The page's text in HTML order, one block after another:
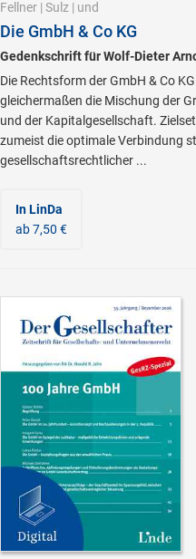
Fellner | Sulz | und
Die GmbH & Co KG
Gedenkschrift für Wolf-Dieter
Die Rechtsform der GmbH & Co
gleichermaßen die Mischung der
und der Kapitalgesellschaft.
zumeist die optimale Verbindung
gesellschaftsrechtlicher ...
In LinDa
ab 7,50 €